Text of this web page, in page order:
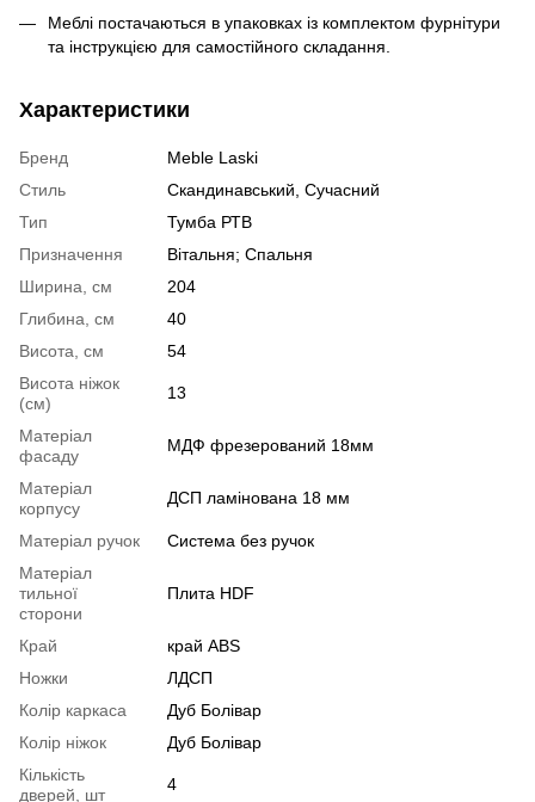
Меблі постачаються в упаковках із комплектом фурнітури
та інструкцією для самостійного складання.
Характеристики
Бренд
Meble Laski
Стиль
Скандинавський, Сучасний
Тип
Тумба РТВ
Призначення
Вітальня; Спальня
Ширина, см
204
Глибина, см
40
Висота, см
54
Висота ніжок
(см)
13
Матеріал
фасаду
МДФ фрезерований 18мм
Матеріал
корпусу
ДСП ламінована 18 мм
Матеріал ручок
Система без ручок
Матеріал
тильної
сторони
Плита HDF
Край
край ABS
Ножки
ЛДСП
Колір каркаса
Дуб Болівар
Колір ніжок
Дуб Болівар
Кількість
дверей, шт
4